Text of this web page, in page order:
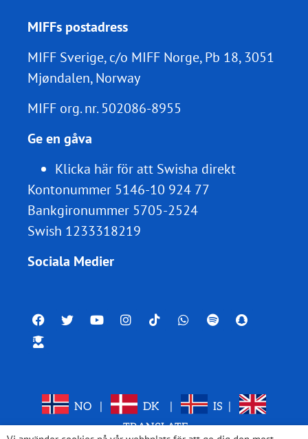
MIFFs postadress
MIFF Sverige, c/o MIFF Norge, Pb 18, 3051
Mjøndalen, Norway
MIFF org. nr.502086-8955
Ge en gåva
Klicka här för att Swisha direkt
Kontonummer 5146-10 924 77
Bankgironummer 5705-2524
Swish 1233318219
Sociala Medier
NO DK IS
TRANSLATE